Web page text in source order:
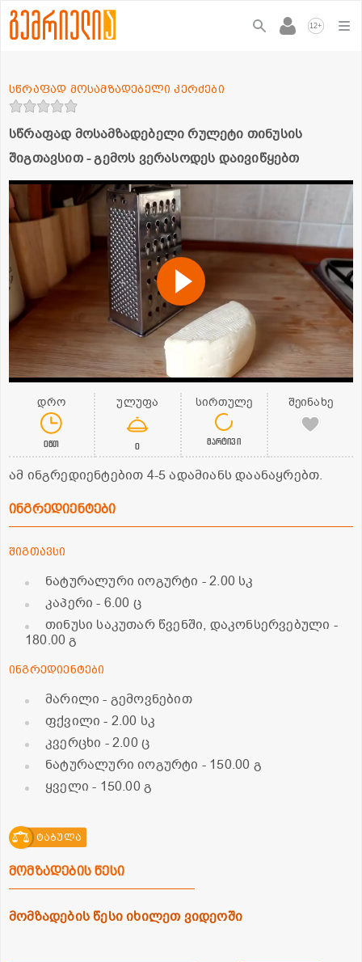
12+
სწრაფად მოსამზადებელი რულეტი თინუსის
შიგთავსით - გემოს ვერასოდეს დაივიწყებთ
სწრაფად მოსამზადებელი კერძები
დრო
0წთ
ულუფა
0
სირთულე
მარტივი
შეინახე
ამ ინგრედიენტებით 4-5 ადამიანს დაანაყრებთ.
ინგრედიენტები
შიგთავსი
ნატურალური იოგურტი - 2.00 სკ
კაპერი- 6.00 ც
თინუსი საკუთარ წვენში, დაკონსერვებული -
180.00 გ
ინგრედიენტები
მარილი - გემოვნებით
ფქვილი- 2.00 სკ
კვერცხი - 2.00 ც
ნატურალური იოგურტი - 150.00 გ
ყველი- 150.00 გ
ტაბულა
მომზადების წესი
მომზადების წესი იხილეთ ვიდეოში